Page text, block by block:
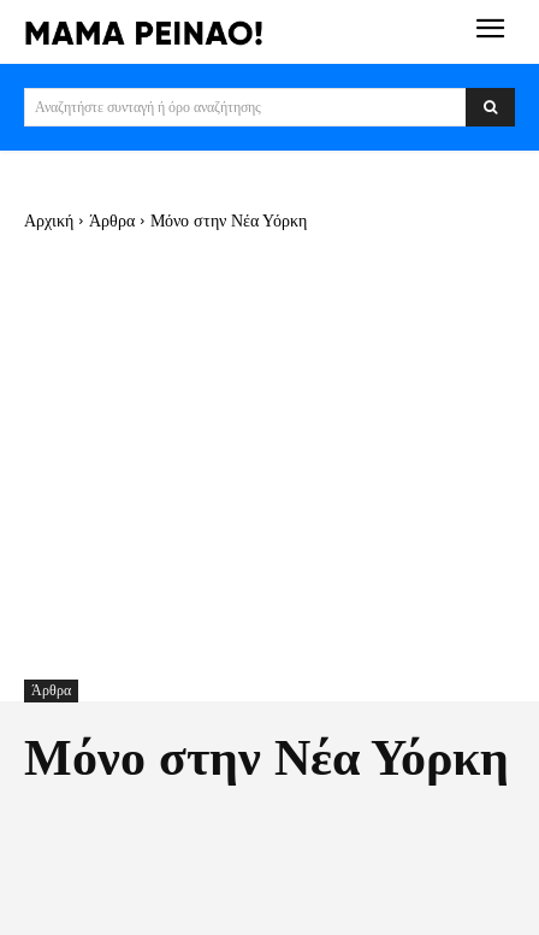
Αναζητήστε συνταγή ή όρο αναζήτησης
Αρχική Άρθρα Μόνο στην Νέα Υόρκη
Άρθρα
Μόνο στην Νέα Υόρκη